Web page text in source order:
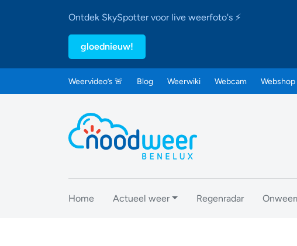
Ontdek SkySpotter voor live weerfoto's ⚡
gloednieuw!
Weervideo’s 🚨 Blog Weerwiki Webcam Webshop
Home Actueel weer Regenradar